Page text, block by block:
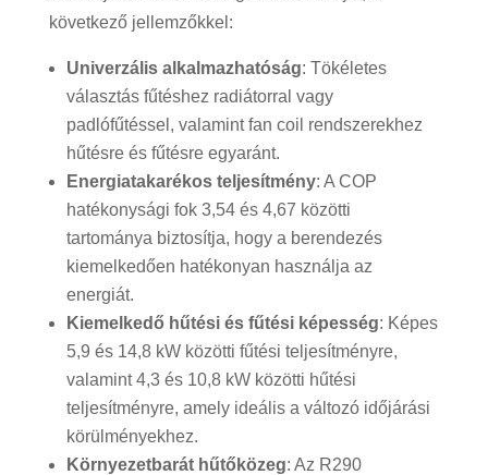
következő jellemzőkkel:
Univerzális alkalmazhatóság: Tökéletes
választás fűtéshez radiátorral vagy
padlófűtéssel, valamint fan coil rendszerekhez
hűtésre és fűtésre egyaránt.
Energiatakarékos teljesítmény: A COP
hatékonysági fok 3,54 és 4,67 közötti
tartománya biztosítja, hogy a berendezés
kiemelkedően hatékonyan használja az
energiát.
Kiemelkedő hűtési és fűtési képesség: Képes
5,9 és 14,8 kW közötti fűtési teljesítményre,
valamint 4,3 és 10,8 kW közötti hűtési
teljesítményre, amely ideális a változó időjárási
körülményekhez.
Környezetbarát hűtőközeg: Az R290